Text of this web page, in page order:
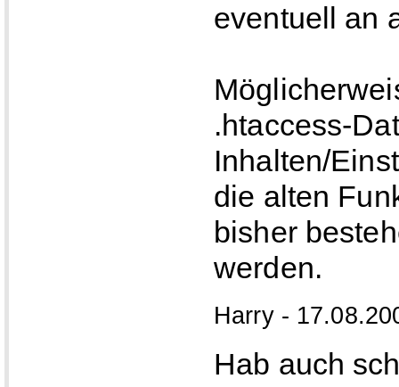
eventuell an
.htaccess-
Inhalten/
die alten
bisher
werden.
Harry -
Hab auch